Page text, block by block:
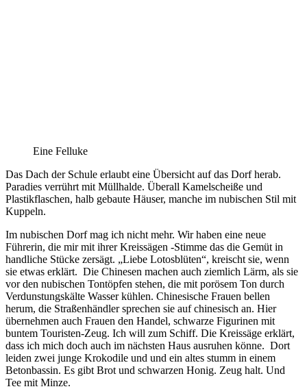
Eine Felluke
Das Dach der Schule erlaubt eine Übersicht auf das Dorf herab.
Paradies verrührt mit Müllhalde. Überall Kamelscheiße und
Plastikflaschen, halb gebaute Häuser, manche im nubischen Stil mit
Kuppeln.
Im nubischen Dorf mag ich nicht mehr. Wir haben eine neue
Führerin, die mir mit ihrer Kreissägen -Stimme das die Gemüt in
handliche Stücke zersägt. „Liebe Lotosblüten“, kreischt sie, wenn
sie etwas erklärt. Die Chinesen machen auch ziemlich Lärm, als sie
vor den nubischen Tontöpfen stehen, die mit porösem Ton durch
Verdunstungskälte Wasser kühlen. Chinesische Frauen bellen
herum, die Straßenhändler sprechen sie auf chinesisch an. Hier
übernehmen auch Frauen den Handel, schwarze Figurinen mit
buntem Touristen-Zeug. Ich will zum Schiff. Die Kreissäge erklärt,
dass ich mich doch auch im nächsten Haus ausruhen könne. Dort
leiden zwei junge Krokodile und und ein altes stumm in einem
Betonbassin. Es gibt Brot und schwarzen Honig. Zeug halt. Und
Tee mit Minze.